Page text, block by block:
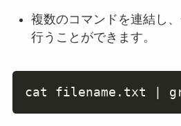
複数のコマンドを連結し
行うことができます。
cat filename.txt |